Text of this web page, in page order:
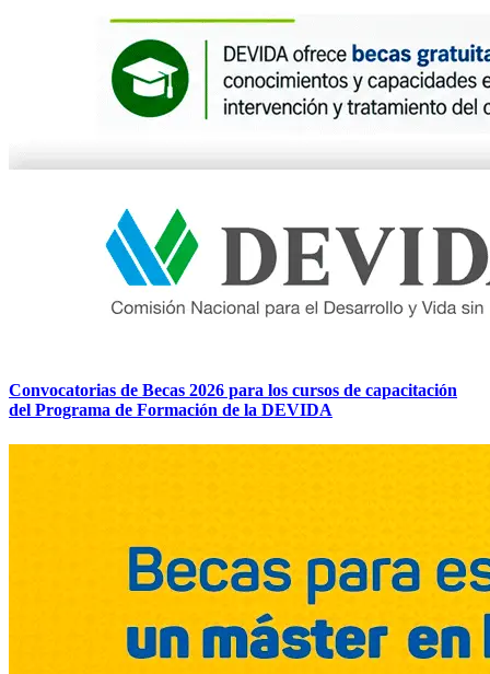
Convocatorias de Becas 2026 para los cursos de capacitación
del Programa de Formación de la DEVIDA